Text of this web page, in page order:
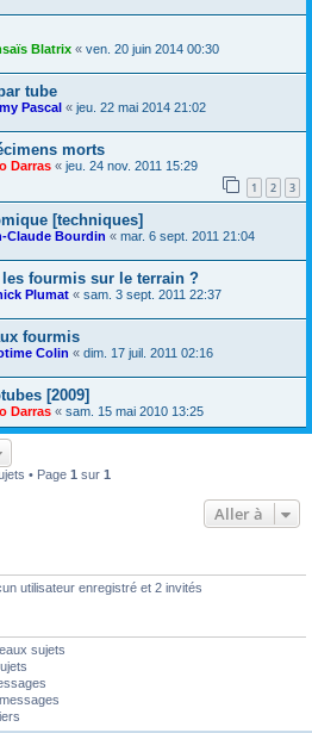
Blatrix « ven. 20 juin 2014 00:30
tube
Pascal « jeu. 22 mai 2014 21:02
morts
Darras « jeu. 24 nov. 2011 15:29
1 2 3
[techniques]
Claude Bourdin « mar. 6 sept. 2011 21:04
fourmis sur le terrain ?
Plumat « sam. 3 sept. 2011 22:37
fourmis
Colin « dim. 17 juil. 2011 02:16
[2009]
Darras « sam. 15 mai 2010 13:25
• Page 1 sur 1
Aller à
utilisateur enregistré et 2 invités
sujets